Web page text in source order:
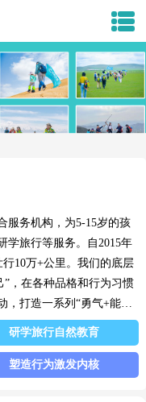
服务机构，为5-15岁的孩
学旅行等服务。自2015年
10万+公里。我们的底层
，在各种品格和行为习惯
，打造一系列“勇气+能
运动少年班等周末课系
中国、YEC全球徒步计划
研学旅行自然教育
塑造行为激发内核